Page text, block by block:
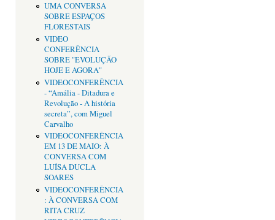
UMA CONVERSA
SOBRE ESPAÇOS
FLORESTAIS
VIDEO
CONFERÊNCIA
SOBRE "EVOLUÇÃO
HOJE E AGORA"
VIDEOCONFERÊNCIA
- “Amália - Ditadura e
Revolução - A história
secreta”, com Miguel
Carvalho
VIDEOCONFERÊNCIA
EM 13 DE MAIO: À
CONVERSA COM
LUÍSA DUCLA
SOARES
VIDEOCONFERÊNCIA
: À CONVERSA COM
RITA CRUZ